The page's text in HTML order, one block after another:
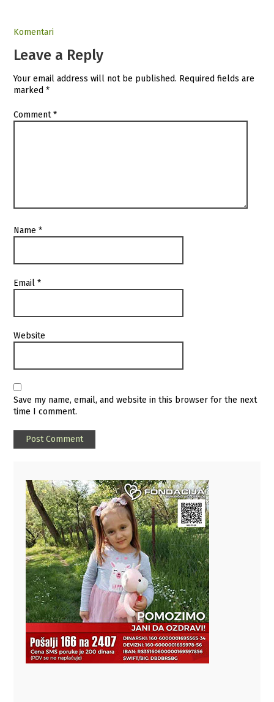
Komentari
Leave a Reply
Your email address will not be published. Required fields are
marked*
Comment*
Name*
Email*
Website
Save my name, email, and website in this browser for the next
time I comment.